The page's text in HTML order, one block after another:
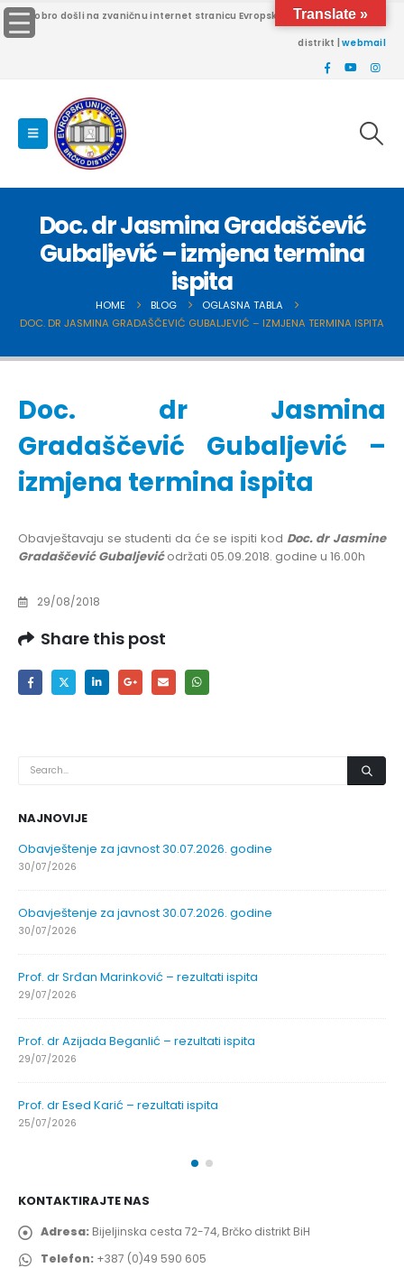
Dobro došli na zvaničnu internet stranicu Evropskog univerziteta Brčko
distrikt |webmail
Doc. dr Jasmina Gradaščević
Gubaljević – izmjena termina
ispita
HOME BLOG
OGLASNA TABLA
DOC. DR JASMINA GRADAŠČEVIĆ GUBALJEVIĆ – IZMJENA TERMINA ISPITA
Doc. dr Jasmina
Gradaščević Gubaljević –
izmjena termina ispita
Obavještavaju se studenti da će se ispiti kod Doc. dr Jasmine
GradaščevićGubaljevićodržati 05.09.2018. godine u 16.00h
29/08/2018
Share this post
NAJNOVIJE
Obavještenje za javnost 30.07.2026. godine
30/07/2026
Obavještenje za javnost 30.07.2026. godine
30/07/2026
Prof. dr Srđan Marinković – rezultati ispita
29/07/2026
Prof. dr Azijada Beganlić – rezultati ispita
29/07/2026
Prof. dr Esed Karić – rezultati ispita
25/07/2026
KONTAKTIRAJTE NAS
Adresa: Bijeljinska cesta 72-74, Brčko distrikt BiH
Telefon: +387 (0)49 590 605
Translate »